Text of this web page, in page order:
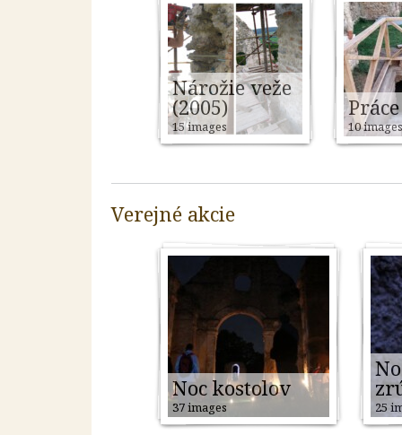
Nárožie veže
(2005)
15 images 10 images
Verejné akcie
Noc kostolov
37 images 25